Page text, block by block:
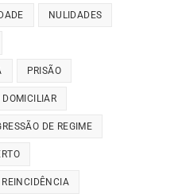
NULIDADES
PRISÃO
DOMICILIAR
DE REGIME
REINCIDÊNCIA